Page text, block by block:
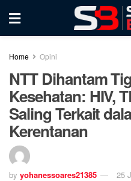
Home Opini
NTT Dihantam
Kesehatan: HIV,
Saling Terkait
Kerentanan
by yohanessoares21385 25